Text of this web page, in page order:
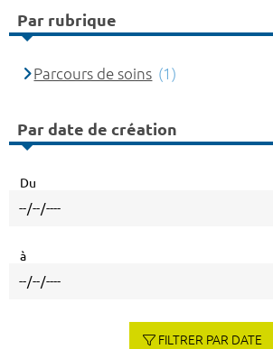
Par rubrique
Parcours de soins (1)
Par date de création
Du
à
FILTRER PAR DATE